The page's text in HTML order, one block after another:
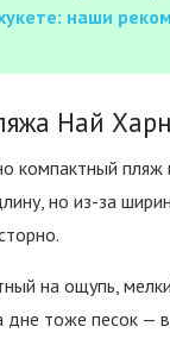
наши
Най Харн
компактный пляж
но из-за
на ощупь,
дне тоже песок —